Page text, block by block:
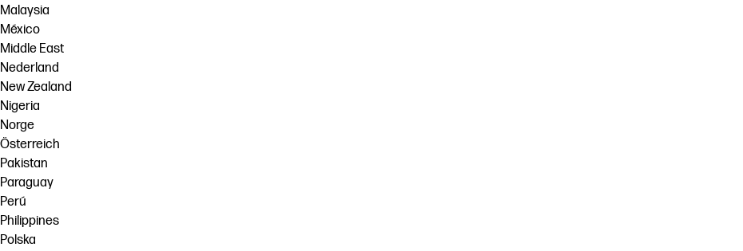
Malaysia
México
Middle East
Nederland
New Zealand
Nigeria
Norge
Österreich
Pakistan
Paraguay
Perú
Philippines
Polska